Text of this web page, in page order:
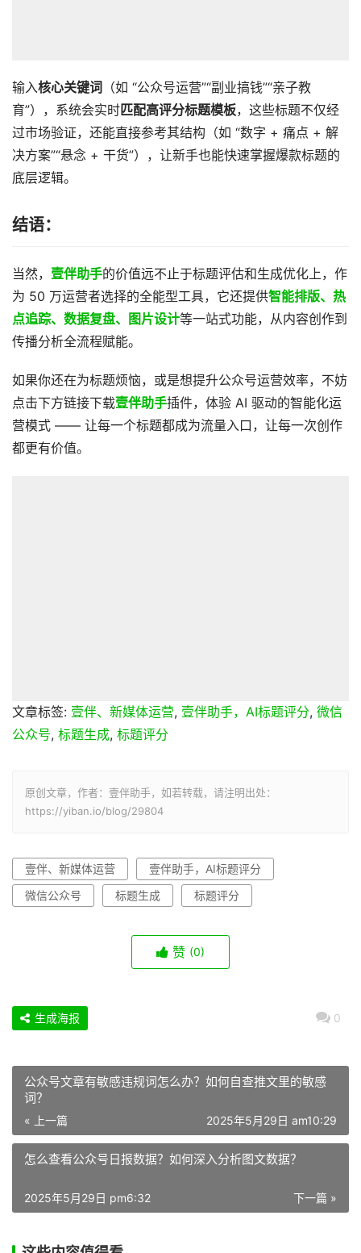
输入核心关键词
（如 “公众号运营”“副业搞钱”“亲子教
育”），系统会实时匹配高评分标题模板，这些标题不仅经
过市场验证，还能直接参考其结构（如 “数字 + 痛点 + 解
决方案”“悬念 + 干货”），让新手也能快速掌握爆款标题的
底层逻辑。
结语：
当然， 壹伴助手的价值远不止于标题评估和生成优化上，作
为 50 万运营者选择的全能型工具，它还提供智能排版、热
点追踪、数据复盘、图片设计等一站式功能，从内容创作到
传播分析全流程赋能。
如果你还在为标题烦恼，或是想提升公众号运营效率，不妨
点击下方链接下载壹伴助手插件，体验 AI 驱动的智能化运
营模式 —— 让每一个标题都成为流量入口，让每一次创作
都更有价值。
文章标签: 壹伴、新媒体运营, 壹伴助手，AI标题评分, 微信
公众号, 标题生成, 标题评分
原创文章，作者：壹伴助手，如若转载，请注明出处：
https://yiban.io/blog/29804
壹伴、新媒体运营
壹伴助手，AI标题评分
微信公众号
标题生成 标题评分
赞 (0)
0
生成海报
公众号文章有敏感违规词怎么办？如何自查推文里的敏感
词？
« 上一篇 2025年5月29日 am10:29
怎么查看公众号日报数据？如何深入分析图文数据？
下一篇 »
2025年5月29日 pm6:32